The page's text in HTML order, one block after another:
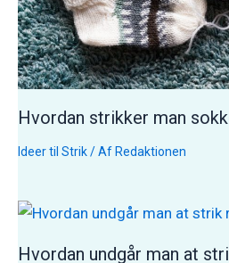
Hvordan strikker man
Ideer til Strik/ Af Redaktionen
Hvordan undgår man at